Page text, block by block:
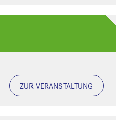
ZUR VERANSTALTUNG